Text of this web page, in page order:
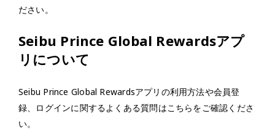
ださい。
Seibu Prince Global Rewardsアプ
リについて
Seibu Prince Global Rewardsアプリの利用方法や会員登
録、ログインに関するよくある質問はこちらをご確認くださ
い。